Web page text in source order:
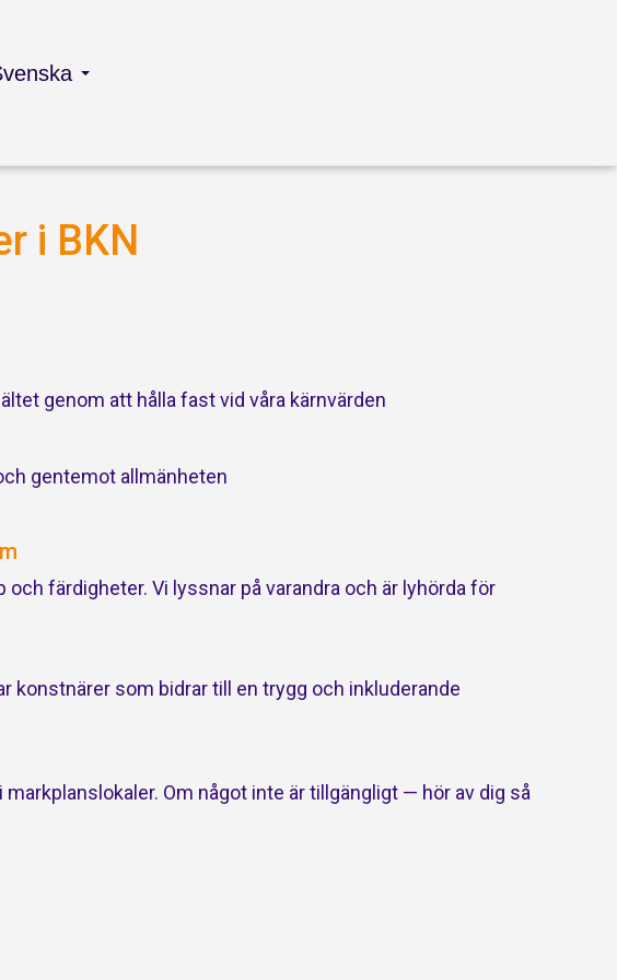
i BKN
genom att hålla fast vid våra kärnvärden
gentemot allmänheten
färdigheter. Vi lyssnar på varandra och är lyhörda för
konstnärer som bidrar till en trygg och inkluderande
Om något inte är tillgängligt — hör av dig så